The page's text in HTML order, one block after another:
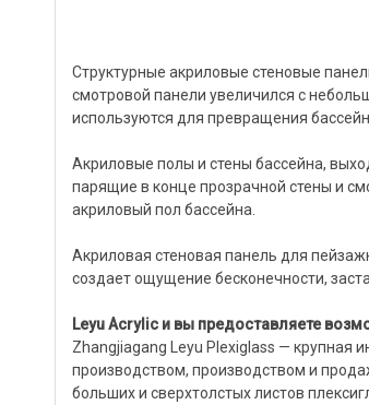
Структурные акриловые стеновые
смотровой панели увеличился с
используются для превращения
Акриловые полы и стены бассейна,
парящие в конце прозрачной стены и
акриловый пол бассейна.
Акриловая стеновая панель для
создает ощущение бесконечности,
Leyu Acrylic и вы предоставляете
Zhangjiagang Leyu Plexiglass — крупная
производством, производством и
больших и сверхтолстых листов